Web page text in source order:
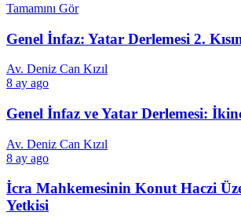
Tamamını Gör
Genel İnfaz: Yatar Derlemesi 2.
Av. Deniz Can Kızıl
8 ay ago
Genel İnfaz ve Yatar Derlemesi:
Av. Deniz Can Kızıl
8 ay ago
İcra Mahkemesinin Konut Haczi
Yetkisi